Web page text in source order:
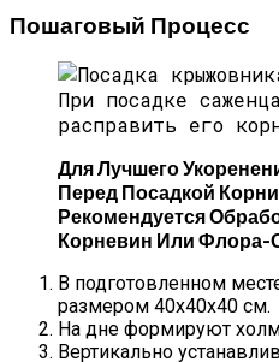
Пошаговый Процесс
При посадке
расправить его
Для Лучшего
Перед Посадкой
Рекомендуется
Корневин Или Флора-
В подготовленном
размером 40х40х40 см.
На дне формируют
Вертикально